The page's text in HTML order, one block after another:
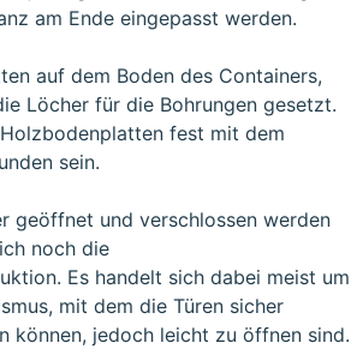
am Ende eingepasst werden.
auf dem Boden des Containers,
Löcher für die Bohrungen gesetzt.
fest mit dem
sein.
geöffnet und verschlossen werden
noch die
Es handelt sich dabei meist um
mit dem die Türen sicher
können, jedoch leicht zu öffnen sind.